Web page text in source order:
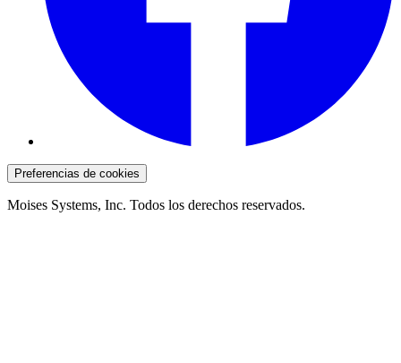
Preferencias de cookies
Moises Systems, Inc. Todos los derechos reservados.